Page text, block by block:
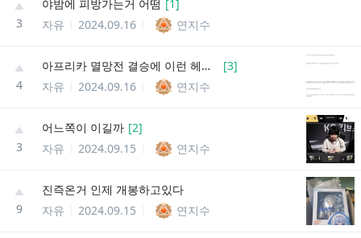
3
야밤에 피방가는거 어떰 [1]
자유
2024.09.16 연지수
4
아프리카 멸망전 결승에 이런 헤프닝이 [3]
자유
2024.09.16 연지수
3
어느쪽이 이길까 [2]
자유
2024.09.15 연지수
9
진즉온거 인제 개봉하고있다
자유
2024.09.15 연지수